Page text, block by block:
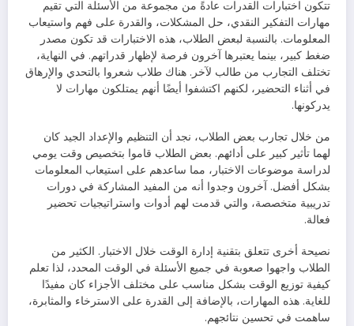
تتكون اختبارات القدرات عادةً من مجموعة من الأسئلة التي تقيم
مهارات التفكير النقدي، حل المشكلات، والقدرة على فهم واستيعاب
المعلومات. بالنسبة لبعض الطلاب، هذه الاختبارات قد تكون مصدر
ضغط كبير، بينما يعتبرها آخرون فرصة لإظهار قدراتهم. في النهاية،
تختلف التجارب من طالب لآخر. هناك طلاب شعروا بالتحدي والإرهاق
في أثناء التحضير، لكنهم اكتشفوا أيضًا أنهم يمتلكون مهارات لا
يدركونها.
من خلال تجارب بعض الطلاب، نجد أن التنظيم والإعداد الجيد كان
لهما تأثير كبير على أدائهم. بعض الطلاب قاموا بتخصيص وقت يومي
لدراسة موضوعات الاختبار، مما ساعدهم على استيعاب المعلومات
بشكل أفضل. آخرون وجدوا أنه من المفيد المشاركة في دورات
تدريبية متخصصة، والتي قدمت لهم أدوات واستراتيجيات تحضير
فعالة.
نصيحة أخرى تتعلق بتقنية إدارة الوقت خلال الاختبار. الكثير من
الطلاب واجهوا صعوبة في جميع الأسئلة في الوقت المحدد، لذا تعلم
كيفية توزيع الوقت بشكل مناسب على مختلف الأجزاء كان مفيدًا
للغاية. هذه المهارات، بالإضافة إلى القدرة على الاسترخاء والمثابرة،
ساهمت في تحسين نتائجهم.